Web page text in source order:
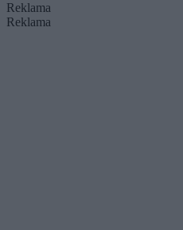
Reklama
Reklama